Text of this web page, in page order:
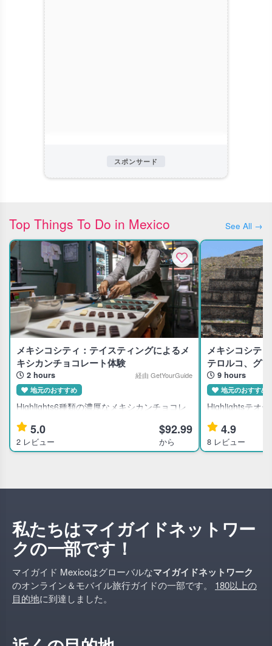
スポンサード
Top Things To Do in Mexico See All →
メキシコシティ：テイスティングによるメ
キシカンチョコレート体験
2 hours 経由 GetYourGuide
地元のおすすめ
Highlights6種類の濃厚なメキシカンチョコレ
ートをお楽しみくださいテイスティング グリ
ッドを使用して、チョコレートとベーコンま
たはビーツを組�
5.0
2 レビュー
$92.99
から
メキシコシテ
テロルコ、グ
9 hours
地元のおすすめ
Highlightsテオ
院、歴史的な
い。グアダルー
の聖なるマント
4.9
8 レビュー
私たちはマイガイドネットワー
クの一部です！
マイガイド Mexicoはグローバルなマイガイドネットワーク
のオンライン＆モバイル旅行ガイドの一部です。 180以上の
目的地に到達しました。